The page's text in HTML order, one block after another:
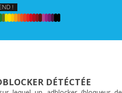
!
DÉTÉCTÉE